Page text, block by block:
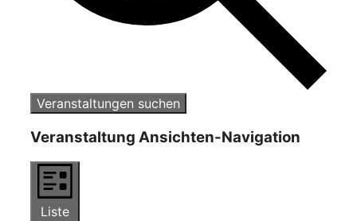
Veranstaltungen suchen
Veranstaltung Ansichten-Navigation
Liste